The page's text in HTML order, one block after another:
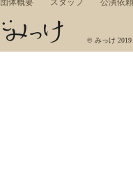
団体概要 スタッフ 公演依頼
みっけ，ワークショッ
© みっけ